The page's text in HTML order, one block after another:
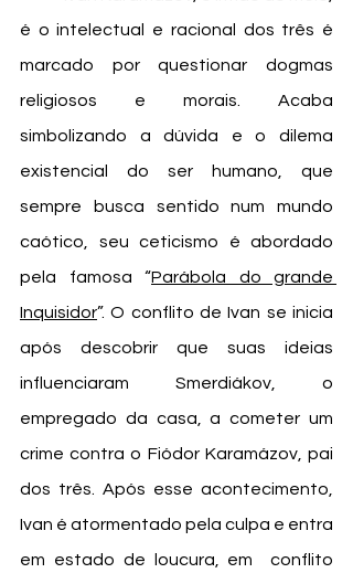
é o intelectual e racional dos três é
marcado por questionar dogmas
religiosos e morais. Acaba
simbolizando a dúvida e o dilema
existencial do ser humano, que
sempre busca sentido num mundo
caótico, seu ceticismo é abordado
pela famosa “Parábola do grande
Inquisidor”. O conflito de Ivan se inicia
após descobrir que suas ideias
influenciaram Smerdiákov, o
empregado da casa, a cometer um
crime contra o Fiódor Karamázov, pai
dos três. Após esse acontecimento,
Ivan é atormentado pela culpa e entra
em estado de loucura, em  conflito